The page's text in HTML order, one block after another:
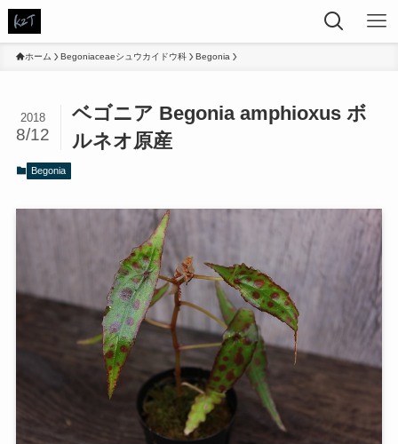
ホーム Begoniaceaeシュウカイドウ科 Begonia
ベゴニア Begonia amphioxus ボ
ルネオ原産
2018
8/12
Begonia